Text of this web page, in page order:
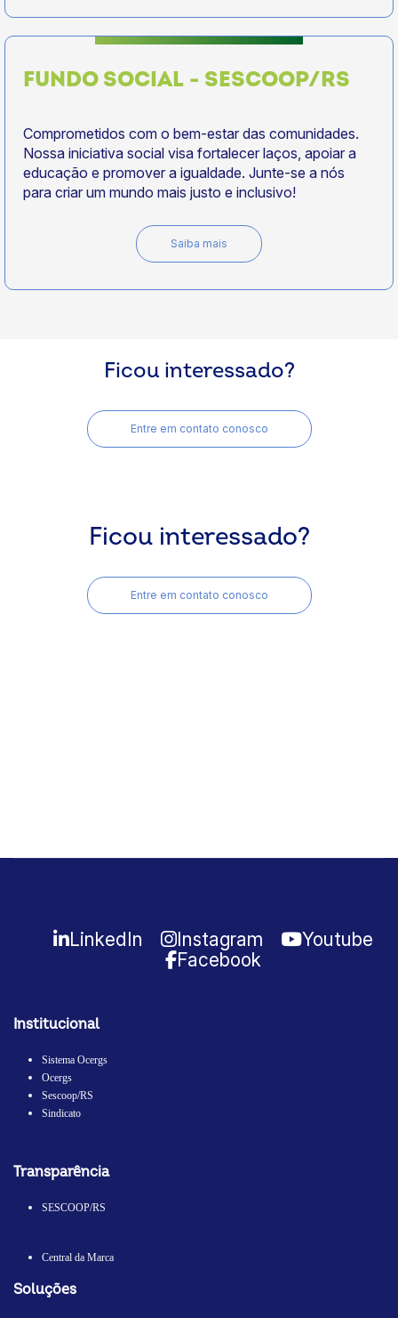
FUNDO SOCIAL - SESCOOP/RS
Comprometidos com o bem-estar das comunidades.
Nossa iniciativa social visa fortalecer laços, apoiar a
educação e promover a igualdade. Junte-se a nós
para criar um mundo mais justo e inclusivo!
Saiba mais
Ficou interessado?
Entre em contato conosco
Ficou interessado?
Entre em contato conosco
LinkedIn Instagram
Youtube
Facebook
Institucional
Sistema Ocergs
Ocergs
Sescoop/RS
Sindicato
Transparência
SESCOOP/RS
Central da Marca
Soluções